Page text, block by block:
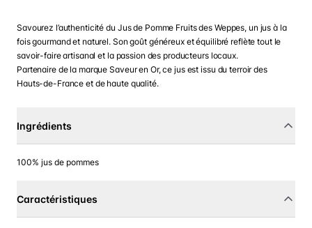
Savourez l’authenticité du Jus de Pomme Fruits des Weppes, un jus à la
fois gourmand et naturel. Son goût généreux et équilibré reflète tout le
savoir-faire artisanal et la passion des producteurs locaux.
Partenaire de la marque Saveur en Or, ce jus est issu du terroir des
Hauts-de-France et de haute qualité.
Ingrédients
100% jus de pommes
Caractéristiques